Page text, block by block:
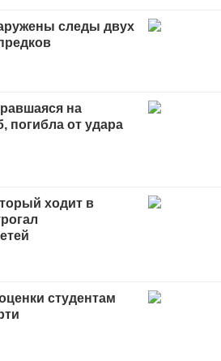
следы двух
на
погибла от удара
ходит в
студентам